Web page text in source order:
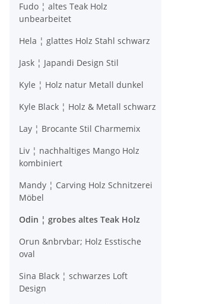
Fudo ¦ altes Teak Holz
unbearbeitet
Hela ¦ glattes Holz Stahl schwarz
Jask ¦ Japandi Design Stil
Kyle ¦ Holz natur Metall dunkel
Kyle Black ¦ Holz & Metall schwarz
Lay ¦ Brocante Stil Charmemix
Liv ¦ nachhaltiges Mango Holz
kombiniert
Mandy ¦ Carving Holz Schnitzerei
Möbel
Odin ¦ grobes altes Teak Holz
Orun &nbrvbar; Holz Esstische
oval
Sina Black ¦ schwarzes Loft
Design